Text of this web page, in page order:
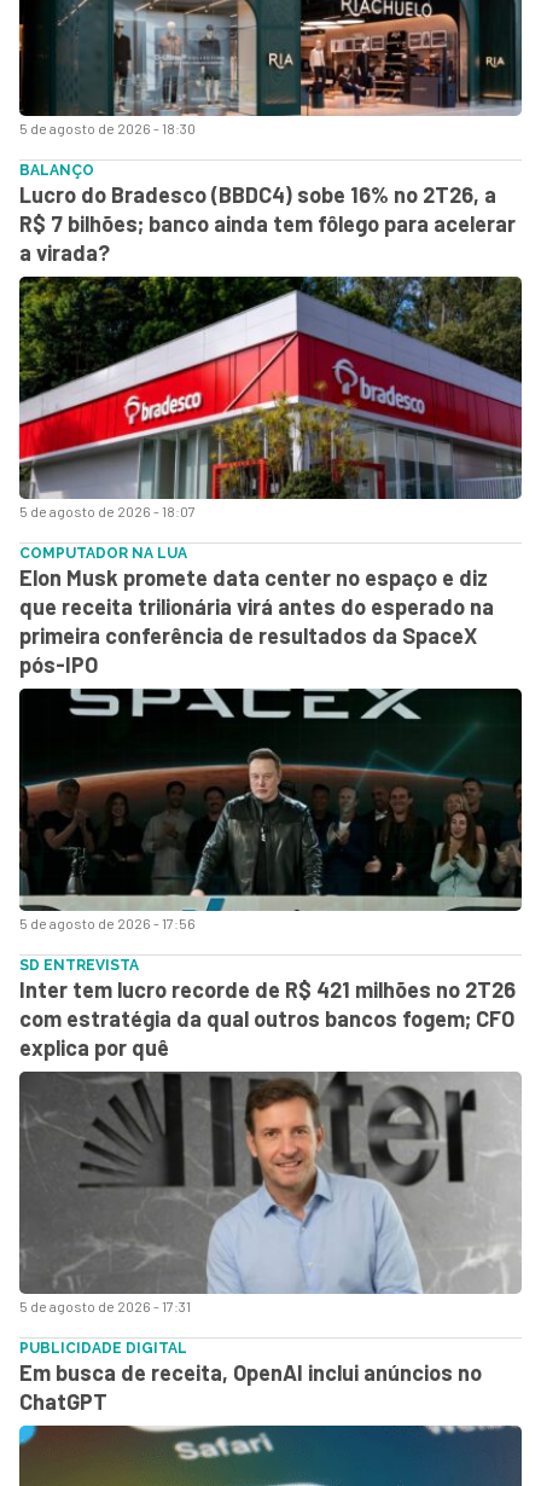
5 de agosto de 2026 - 18:30
5 de agosto de 2026 - 18:07
BALANÇO
Lucro do Bradesco (BBDC4) sobe 16% no 2T26, a
R$ 7 bilhões; banco ainda tem fôlego para acelerar
a virada?
5 de agosto de 2026 - 17:56
COMPUTADOR NA LUA
Elon Musk promete data center no espaço e diz
que receita trilionária virá antes do esperado na
primeira conferência de resultados da SpaceX
pós-IPO
5 de agosto de 2026 - 17:31
SD ENTREVISTA
Inter tem lucro recorde de R$ 421 milhões no 2T26
com estratégia da qual outros bancos fogem; CFO
explica por quê
PUBLICIDADE DIGITAL
Em busca de receita, OpenAI inclui anúncios no
ChatGPT